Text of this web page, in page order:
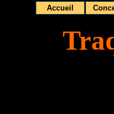
Accueil